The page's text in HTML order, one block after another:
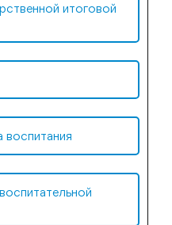
итоговой
воспитания